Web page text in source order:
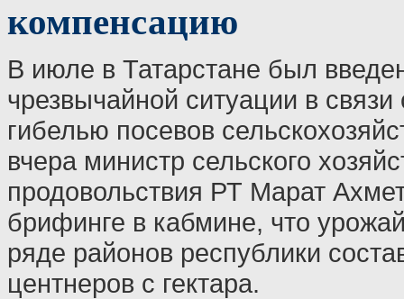
компенсацию
В июле в Татарстане был
чрезвычайной ситуации в связи
гибелью посевов
вчера министр сельского
продовольствия РТ Марат
брифинге в кабмине, что
ряде районов республики
центнеров с гектара.